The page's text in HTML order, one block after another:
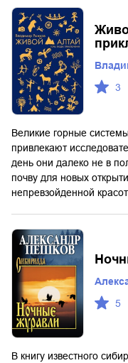
3
Великие горные
привлекают
день они далеко не в
почву для новых
непревзойденной
5
В книгу известного